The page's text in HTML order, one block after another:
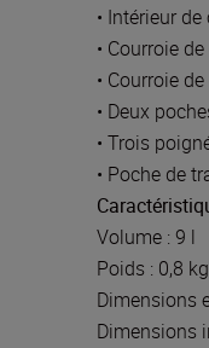
• Intérieur
• Courroie
• Courroie
• Deux
• Trois
• Poche de
Volume : 9 l
Poids : 0,8 kg
Dimensions
Dimensions